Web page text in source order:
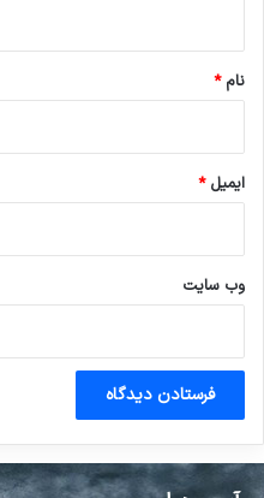
نام*
ایمیل*
وب‌ سایت